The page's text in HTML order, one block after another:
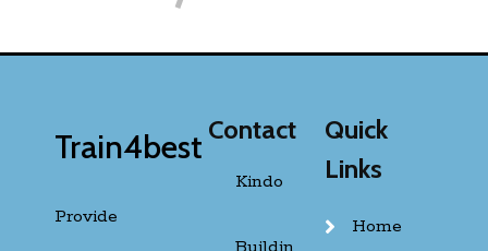
Train4best
Provide
Contact
Kindo
Quick
Links
Home